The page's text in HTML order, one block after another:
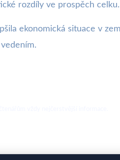
rozdíly ve prospěch celku.
ekonomická situace v